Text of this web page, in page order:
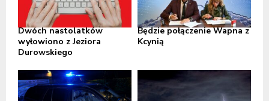
Dwóch nastolatków
wyłowiono z Jeziora
Durowskiego
Będzie połączenie Wapna z
Kcynią